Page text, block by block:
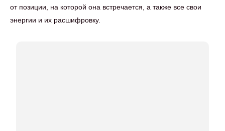
от позиции, на которой она встречается, а также все свои
энергии и их расшифровку.